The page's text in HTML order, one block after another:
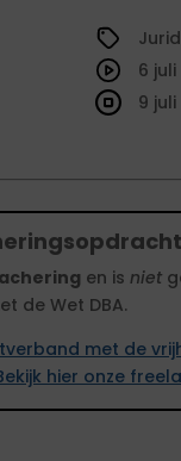
6
9
en is niet
de Wet DBA.
met de
hier onze